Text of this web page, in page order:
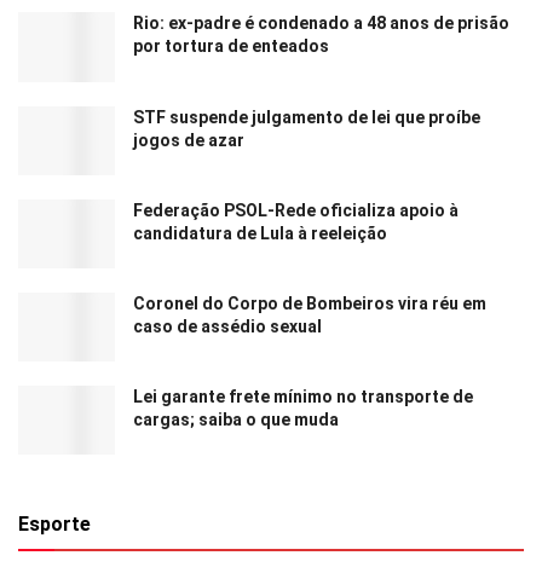
Rio: ex-padre é condenado a 48 anos de prisão
por tortura de enteados
STF suspende julgamento de lei que proíbe
jogos de azar
Federação PSOL-Rede oficializa apoio à
candidatura de Lula à reeleição
Coronel do Corpo de Bombeiros vira réu em
caso de assédio sexual
Lei garante frete mínimo no transporte de
cargas; saiba o que muda
Esporte